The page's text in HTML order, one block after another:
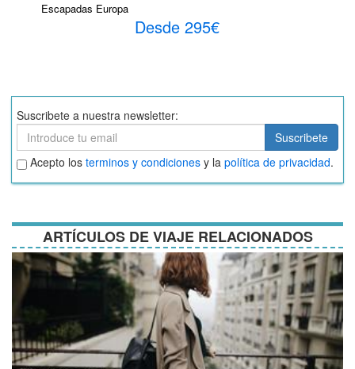
Escapadas Europa
Desde 295€
Suscribete a nuestra newsletter:
Suscribete
Suscribete
Aceptar
términos
y
Acepto los terminos y condiciones y la política de privacidad.
ARTÍCULOS DE VIAJE RELACIONADOS